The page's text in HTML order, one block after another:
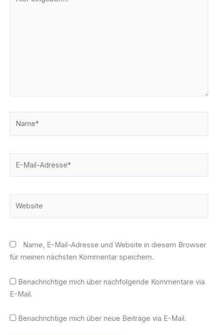
eingeben…
Name, E-Mail-Adresse und Website in diesem Browser
für meinen nächsten Kommentar speichern.
Benachrichtige mich über nachfolgende Kommentare via
E-Mail.
Benachrichtige mich über neue Beiträge via E-Mail.